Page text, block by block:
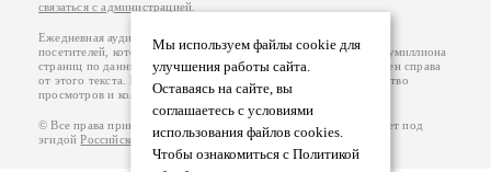
Мы используем файлы cookie для
улучшения работы сайта.
Оставаясь на сайте, вы
соглашаетесь с условиями
использования файлов cookies.
Чтобы ознакомиться с Политикой
связаться с администрацией
Ежедневная аудитория портала Проза.ру – порядка 100 тысяч
посетителей, которые в общей сумме просматривают более полумиллиона
страниц по данным счетчика посещаемости, который расположен справа
от этого текста. В каждой графе указано по две цифры: количество
просмотров и количество посетителей.
© Все права принадлежат авторам, 2000-2026. Портал работает под
эгидойРоссийского союза писателей.18+